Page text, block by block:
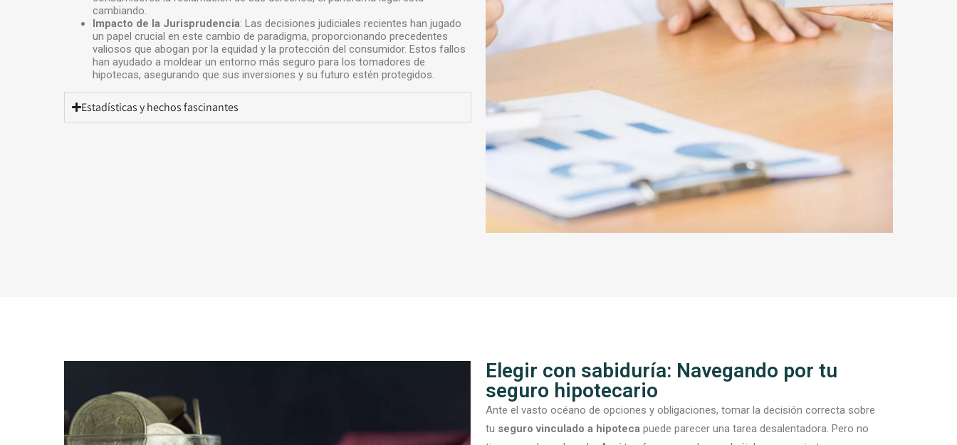
cambiando.
Impacto de la Jurisprudencia: Las decisiones judiciales recientes han jugado
un papel crucial en este cambio de paradigma, proporcionando precedentes
valiosos que abogan por la equidad y la protección del consumidor. Estos fallos
han ayudado a moldear un entorno más seguro para los tomadores de
hipotecas, asegurando que sus inversiones y su futuro estén protegidos.
Estadísticas y hechos fascinantes
Elegir con sabiduría: Navegando por tu
seguro hipotecario
Ante el vasto océano de opciones y obligaciones, tomar la decisión correcta sobre
tu seguro vinculado a hipoteca puede parecer una tarea desalentadora. Pero no